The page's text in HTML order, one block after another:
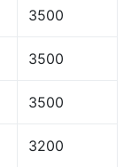
3500
3500
3500
3200